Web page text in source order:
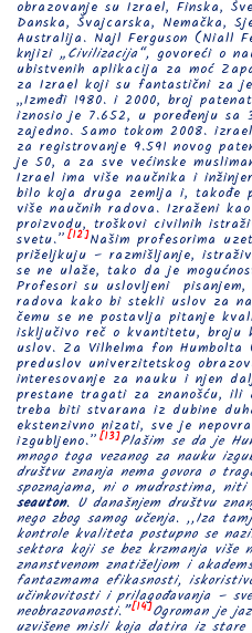
obrazovanje su Izrael, Finska,
Danska, Švajcarska, Nemačka,
Australija. Najl Ferguson (Niall
knjizi „Civilizacija“, govoreći o
ubistvenih aplikacija za moć
za Izrael koji su fantastični za
„Izmeđi 1980. i 2000, broj
iznosio je 7.652, u poređenju sa
zajedno. Samo tokom 2008.
za registrovanje 9.591 novog
je 50, a za sve većinske
Izrael ima više naučnika i
bilo koja druga zemlja i, takođe
više naučnih radova. Izraženi
proizvodu, troškovi civilnih
svetu.” [12]Našim profesorima
priželjkuju – razmišljanje,
se ne ulaže, tako da je
Profesori su uslovljeni
radova kako bi stekli uslov za
čemu se ne postavlja pitanje
isključivo reč o kvantitetu,
uslov. Za Vilhelma fon Humbolta
preduslov univerzitetskog
interesovanje za nauku i njen
prestane tragati za znanošću, ili
treba biti stvarana iz dubine
ekstenzivno nizati, sve je
izgubljeno.” [13]Plašim se da je
mnogo toga vezanog za nauku
društvu znanja nema govora o
spoznajama, ni o mudrostima,
seauton. U današnjem društvu
nego zbog samog učenja. ,,Iza
kontrole kvaliteta postupno se
sektora koji se bez krzmanja više
znanstvenom znatiželjom i
fantazmama efikasnosti,
učinkovitosti i prilagođavanja –
neobrazovanosti.”[14]Ogroman je
uzvišene misli koja datira iz stare